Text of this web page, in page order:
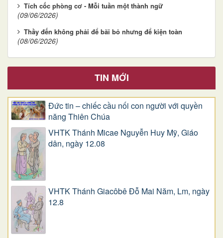
Tích cốc phòng cơ - Mỗi tuần một thành ngữ
(09/06/2026)
Thầy đến không phải để bãi bỏ nhưng để kiện toàn
(08/06/2026)
TIN MỚI
Đức tin – chiếc cầu nối con người với quyền
năng Thiên Chúa
VHTK Thánh Micae Nguyễn Huy Mỹ, Giáo
dân, ngày 12.08
VHTK Thánh Giacôbê Ðỗ Mai Năm, Lm, ngày
12.8